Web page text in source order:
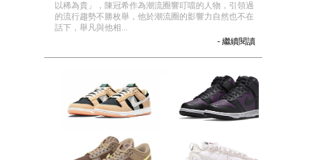
以稀為貴」，陳冠希作為潮流圈響叮噹的人物，引領過
的流行趨勢不勝枚舉，他於潮流圈的影響力自然也不在
話下，舉凡與他相...
- 繼續閱讀